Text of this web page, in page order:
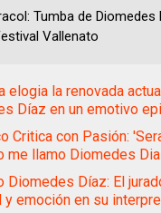
Tumba de Diomedes
Vallenato
elogia la renovada
Díaz en un emotivo
Critica con Pasión:
me llamo Diomedes
Diomedes Díaz: El
emoción en su